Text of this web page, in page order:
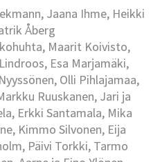
Jaana Ihme, Heikki
Åberg
Maarit Koivisto,
Esa Marjamäki,
Olli Pihlajamaa,
Ruuskanen, Jari ja
Erkki Santamala, Mika
Kimmo Silvonen, Eija
Päivi Torkki, Tarmo